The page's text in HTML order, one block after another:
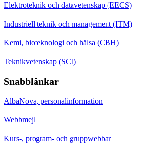
Elektroteknik och datavetenskap (EECS)
Industriell teknik och management (ITM)
Kemi, bioteknologi och hälsa (CBH)
Teknikvetenskap (SCI)
Snabblänkar
AlbaNova, personalinformation
Webbmejl
Kurs-, program- och gruppwebbar